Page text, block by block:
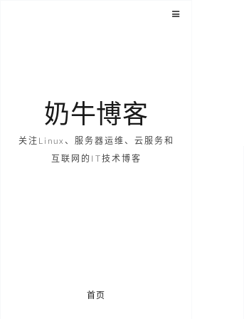
奶牛博客
关注Linux、服务器运维、云服务和
互联网的IT技术博客
首页